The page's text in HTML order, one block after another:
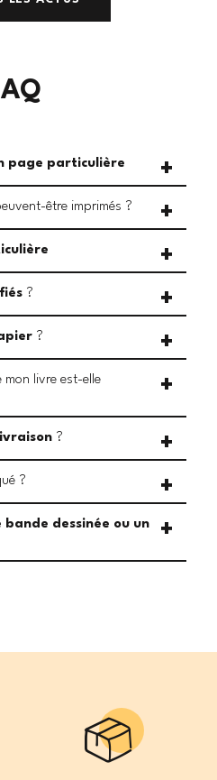
page particulière
être imprimés ?
?
?
mon livre est-elle
livraison?
?
bande dessinée ou un